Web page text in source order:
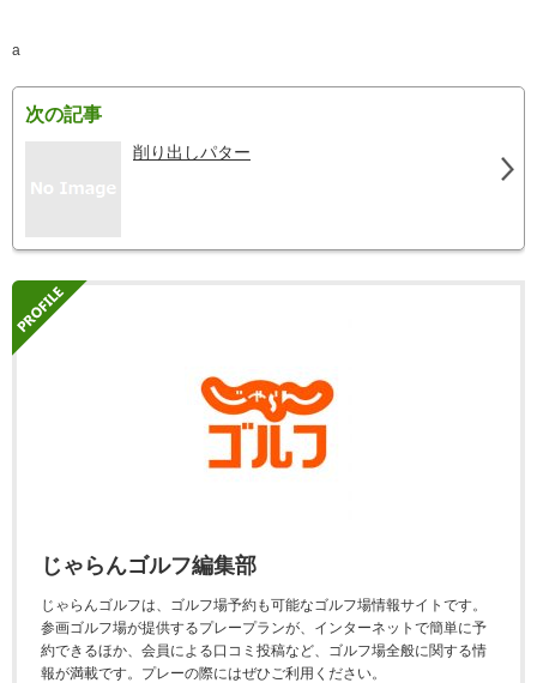
a
次の記事
削り出しパター
じゃらんゴルフ編集部
じゃらんゴルフは、ゴルフ場予約も可能なゴルフ場情報サイトです。
参画ゴルフ場が提供するプレープランが、インターネットで簡単に予
約できるほか、会員による口コミ投稿など、ゴルフ場全般に関する情
報が満載です。プレーの際にはぜひご利用ください。